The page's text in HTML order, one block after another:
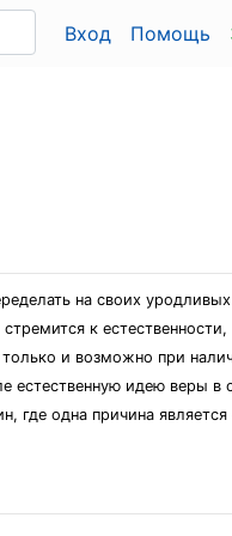
Вход Помощь
на своих
к естественности,
только и возможно при
естественную идею веры в
где одна причина